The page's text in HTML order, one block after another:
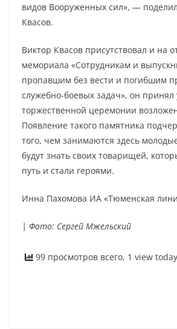
видов Вооруженных сил», —
Квасов.
Виктор Квасов присутствовал и на
мемориала «Сотрудникам и
пропавшим без вести и погибшим
служебно-боевых задач», он принял
торжественной церемонии
Появление такого памятника
того, чем занимаются здесь
будут знать своих товарищей,
путь и стали героями.
Инна Пахомова ИА «Тюменская
| Фото: Сергей Мжельский
99 просмотров всего, 1 view today